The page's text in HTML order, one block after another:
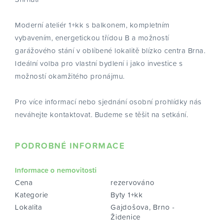
Moderní ateliér 1+kk s balkonem, kompletním
vybavením, energetickou třídou B a možností
garážového stání v oblíbené lokalitě blízko centra Brna.
Ideální volba pro vlastní bydlení i jako investice s
možností okamžitého pronájmu.
Pro více informací nebo sjednání osobní prohlídky nás
neváhejte kontaktovat. Budeme se těšit na setkání.
PODROBNÉ INFORMACE
Informace o nemovitosti
Cena
rezervováno
Kategorie
Byty 1+kk
Lokalita
Gajdošova, Brno -
Židenice